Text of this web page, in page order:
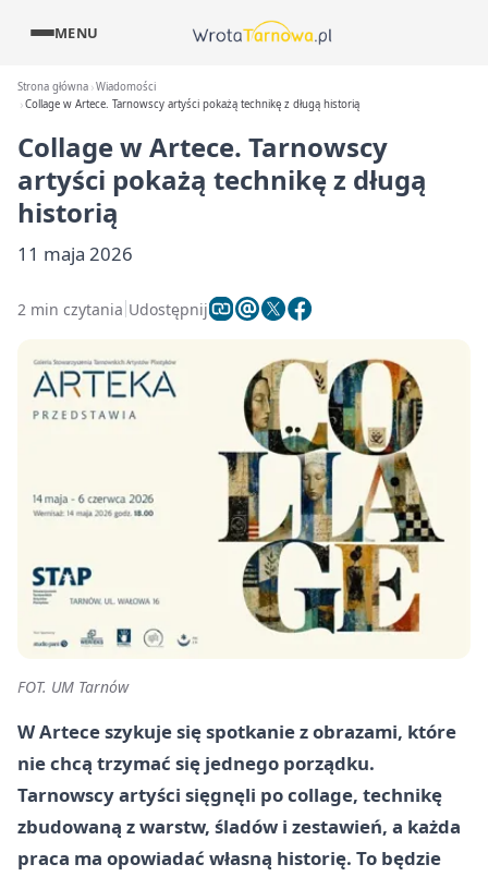
MENU
Strona główna Wiadomości
Collage w Artece. Tarnowscy artyści pokażą technikę z długą historią
Collage w Artece. Tarnowscy
artyści pokażą technikę z długą
historią
11 maja 2026
2 min czytania Udostępnij
FOT. UM Tarnów
W Artece szykuje się spotkanie z obrazami, które
nie chcą trzymać się jednego porządku.
Tarnowscy artyści sięgnęli po collage, technikę
zbudowaną z warstw, śladów i zestawień, a każda
praca ma opowiadać własną historię. To będzie